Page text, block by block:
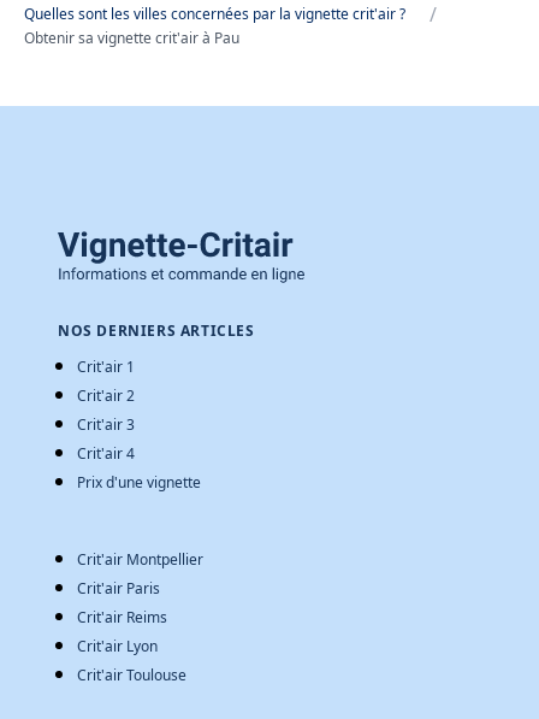
Quelles sont les villes concernées par la vignette crit'air ? /
Obtenir sa vignette crit'air à Pau
NOS DERNIERS ARTICLES
Crit'air 1
Crit'air 2
Crit'air 3
Crit'air 4
Prix d'une vignette
Crit'air Montpellier
Crit'air Paris
Crit'air Reims
Crit'air Lyon
Crit'air Toulouse